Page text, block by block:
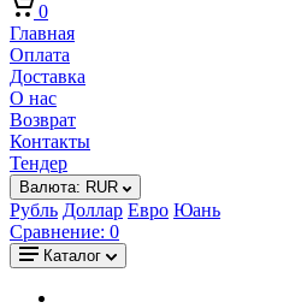
0
Главная
Оплата
Доставка
О нас
Возврат
Контакты
Тендер
Валюта: RUR
Рубль Доллар Евро Юань
Сравнение: 0
Каталог